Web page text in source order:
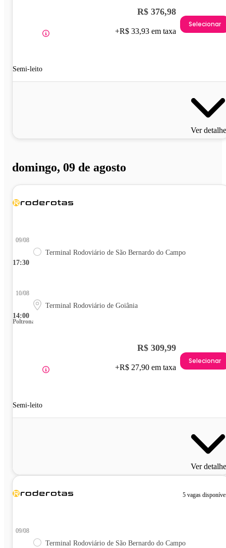
Semi-leito
R$ 376,98
+R$ 33,93 em taxa
Selecionar
Ver
domingo, 09 de agosto
17:30
09/08
Terminal Rodoviário de São Bernardo do Campo
14:00
10/08
Terminal Rodoviário de Goiânia
Poltrona
Semi-leito
R$ 309,99
+R$ 27,90 em taxa
Selecionar
Ver
5 vagas
09/08
Terminal Rodoviário de São Bernardo do Campo